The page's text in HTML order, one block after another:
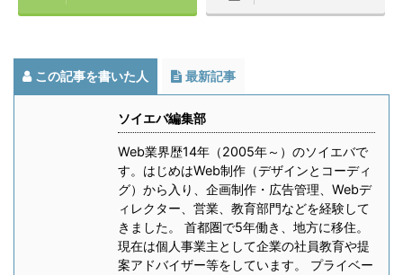
この記事を書いた人 最新記事
ソイエバ編集部
Web業界歴14年（2005年～）のソイエバで
す。はじめはWeb制作（デザインとコーディ
グ）から入り、企画制作・広告管理、Webデ
ィレクター、営業、教育部門などを経験して
きました。 首都圏で5年働き、地方に移住。
現在は個人事業主として企業の社員教育や提
案アドバイザー等をしています。 プライベー